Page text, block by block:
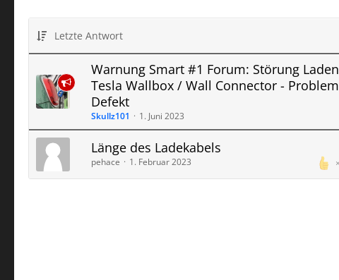
Letzte Antwort
Warnung Smart #1 Forum: Störung Laden
Tesla Wallbox / Wall Connector - Problem
Defekt
Skullz101 1. Juni 2023
Länge des Ladekabels
pehace 1. Februar 2023